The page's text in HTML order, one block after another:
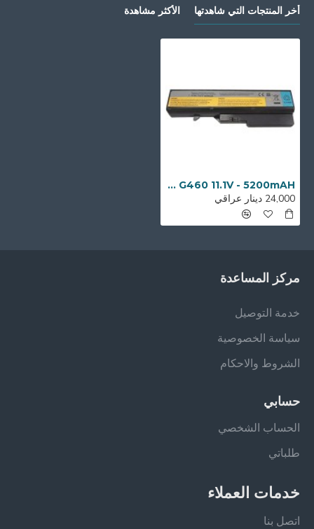
أخر المنتجات التي شاهدتها الأكثر مشاهدة
BATTRY FOR LENOVO G460 11.1V - 5200mAH بطارية لابتوب
24,000 دينار عراقي
مركز المساعدة
خدمة التوصيل
سياسة الخصوصية
الشروط والاحكام
حسابي
الحساب الشخصي
طلباتي
خدمات العملاء
اتصل بنا